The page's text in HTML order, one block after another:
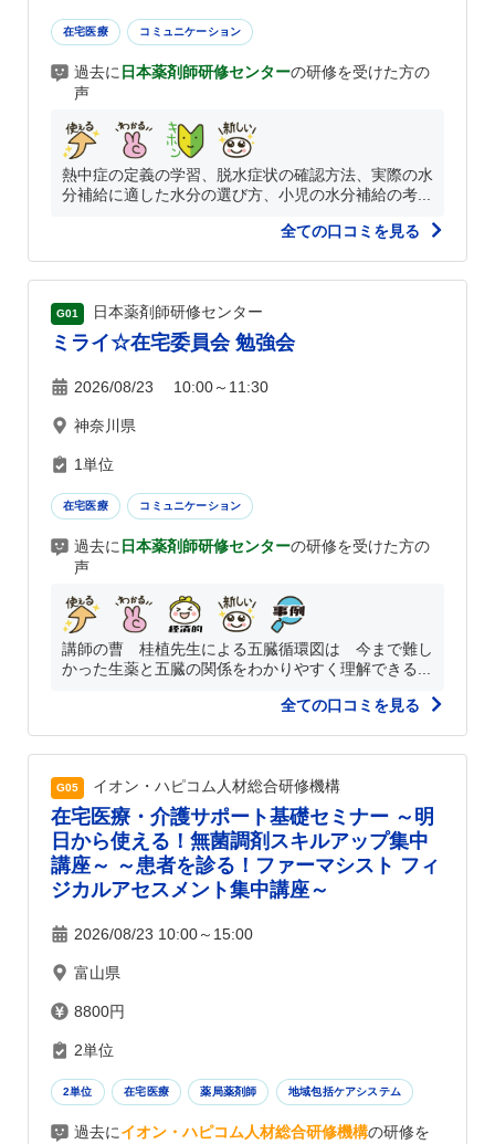
在宅医療 コミュニケーション
過去に 日本薬剤師研修センターの研修を受けた方の
声
熱中症の定義の学習、脱水症状の確認方法、実際の水
分補給に適した水分の選び方、小児の水分補給の考...
全ての口コミを見る
G01 日本薬剤師研修センター
ミライ☆在宅委員会 勉強会
2026/08/23 10:00～11:30
神奈川県
1単位
在宅医療 コミュニケーション
過去に 日本薬剤師研修センターの研修を受けた方の
声
講師の曹 桂植先生による五臓循環図は 今まで難し
かった生薬と五臓の関係をわかりやすく理解できる...
全ての口コミを見る
G05 イオン・ハピコム人材総合研修機構
在宅医療・介護サポート基礎セミナー ～明
日から使える！無菌調剤スキルアップ集中
講座～ ～患者を診る！ファーマシスト フィ
ジカルアセスメント集中講座～
2026/08/23 10:00～15:00
富山県
8800円
2単位
2単位 在宅医療 薬局薬剤師 地域包括ケアシステム
過去にイオン・ハピコム人材総合研修機構の研修を